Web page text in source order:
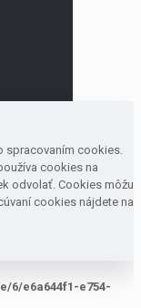
spracovaním cookies.
cookies na
odvolať. Cookies môžu
cookies nájdete na
6/e6a644f1-e754-